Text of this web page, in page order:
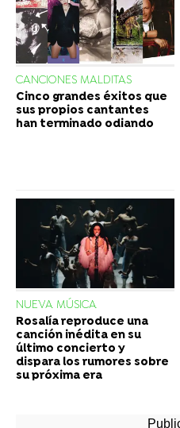
CANCIONES MALDITAS
Cinco grandes éxitos que
sus propios cantantes
han terminado odiando
NUEVA MÚSICA
Rosalía reproduce una
canción inédita en su
último concierto y
dispara los rumores sobre
su próxima era